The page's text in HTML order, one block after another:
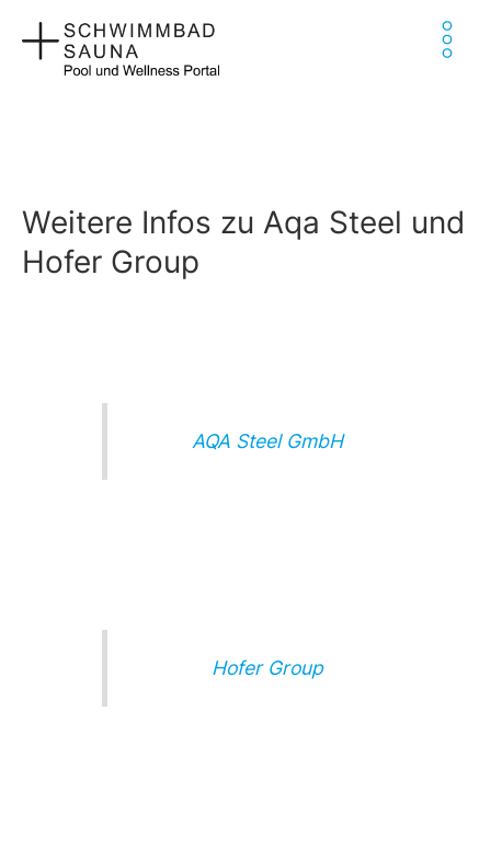
Inhalt
springen
Weitere Infos zu Aqa Steel und
Hofer Group
AQA Steel GmbH
Hofer Group